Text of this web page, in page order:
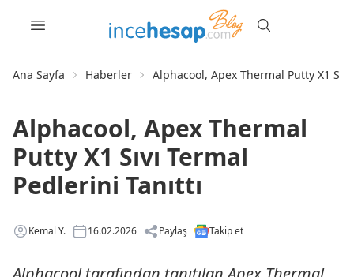
Ana Sayfa Haberler Alphacool, Apex Thermal Putty X1
Alphacool, Apex Thermal
Putty X1 Sıvı Termal
Pedlerini Tanıttı
Kemal Y. 16.02.2026 Paylaş Takip et